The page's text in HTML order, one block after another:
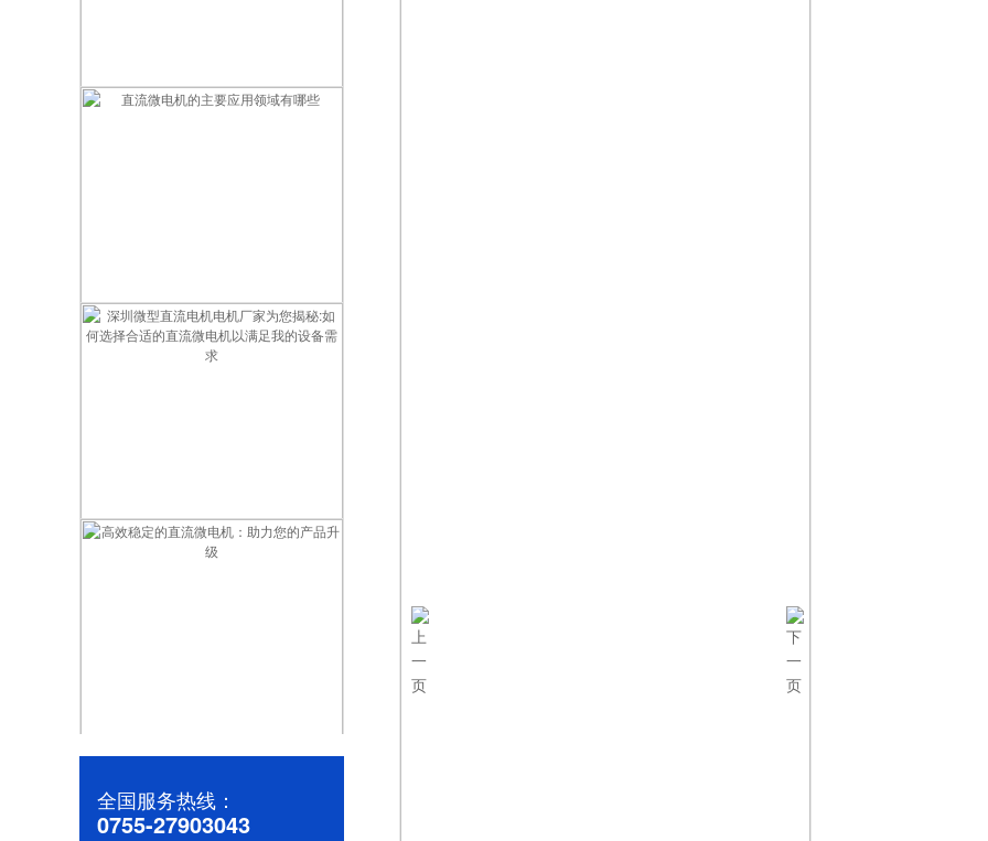
直流微电机的主要应用领域有哪些
深圳微型直流电机电机厂家为您揭秘:如何选择合适的直流微电机以满足我的设备需求
高效稳定的直流微电机：助力您的产品升级
全国服务热线：
0755-27903043